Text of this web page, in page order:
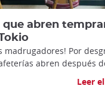
que abren
madrugadores! Por
abren después
Leer